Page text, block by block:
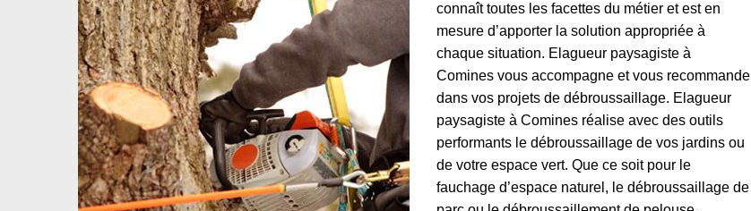
connaît toutes les facettes du métier et est en
mesure d’apporter la solution appropriée à
chaque situation. Elagueur paysagiste à
Comines vous accompagne et vous recommande
dans vos projets de débroussaillage. Elagueur
paysagiste à Comines réalise avec des outils
performants le débroussaillage de vos jardins ou
de votre espace vert. Que ce soit pour le
fauchage d’espace naturel, le débroussaillage de